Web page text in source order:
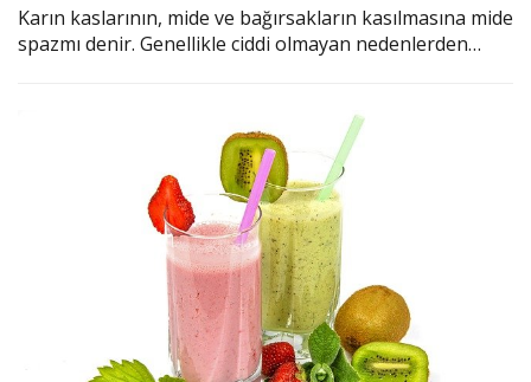
Karın kaslarının, mide ve bağırsakların kasılmasına mide
spazmı denir. Genellikle ciddi olmayan nedenlerden…